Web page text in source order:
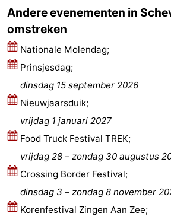
Schoorlse
Duinen
Bergen
aan
Zee
-
Bergen
-
Alkmaar
Egmond
aan
Zee
-
Noordhollands
duinreservaat
-
Wijk
aan
Zee
Natuur
Zuid-
Amsterdam
-
Andere evenementen in
omstreken
Nationale Molendag;
Prinsjesdag;
dinsdag 15 september 2026
Nieuwjaarsduik;
vrijdag 1 januari 2027
Food Truck Festival TREK;
vrijdag 28 – zondag 30 augustus
Crossing Border Festival;
dinsdag 3 –
zondag 8 november
Korenfestival Zingen Aan Zee;